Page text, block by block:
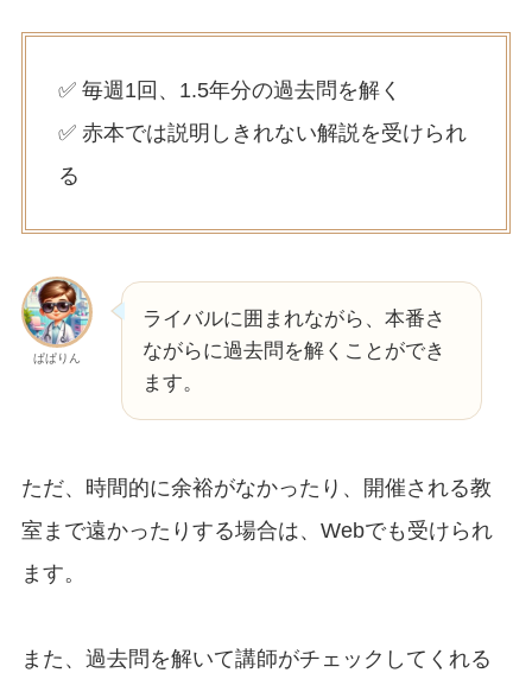
✅ 毎週1回、1.5年分の過去問を解く
✅ 赤本では説明しきれない解説を受けられ
る
ぱぱりん
ライバルに囲まれながら、本番さ
ながらに過去問を解くことができ
ます。
ただ、時間的に余裕がなかったり、開催される教
室まで遠かったりする場合は、Webでも受けられ
ます。
また、過去問を解いて講師がチェックしてくれる